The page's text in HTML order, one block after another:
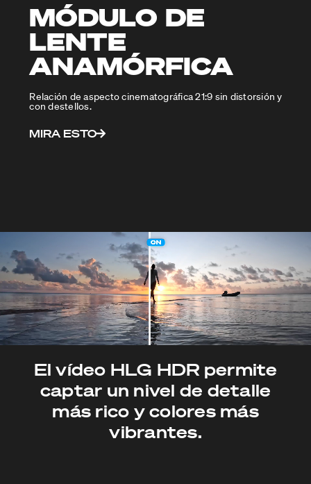
MÓDULO DE
LENTE
ANAMÓRFICA
Relación de aspecto cinematográfica 21:9 sin distorsión y
con destellos.
MIRA ESTO
El vídeo HLG HDR permite
captar un nivel de detalle
más rico y colores más
vibrantes.